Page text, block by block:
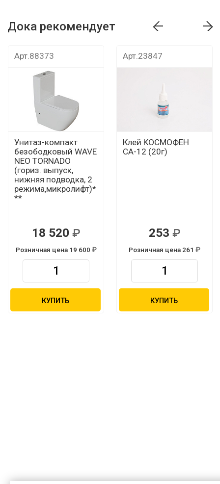
Дока рекомендует
Арт.88373
Унитаз-компакт
безободковый WAVE
NEO TORNADO
(гориз. выпуск,
нижняя подводка, 2
режима,микролифт)*
**
18 520
Розничная цена 19 600
КУПИТЬ
Арт.23847
Клей КОСМОФЕН
СА-12 (20г)
253
Розничная цена 261
КУПИТЬ
Р
Р Р
Дока рекомендует Дока